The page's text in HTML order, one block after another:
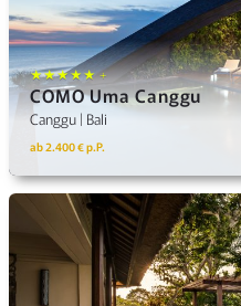
★★★★★ +
COMO Uma Canggu
Canggu | Bali
ab 2.400 € p.P.